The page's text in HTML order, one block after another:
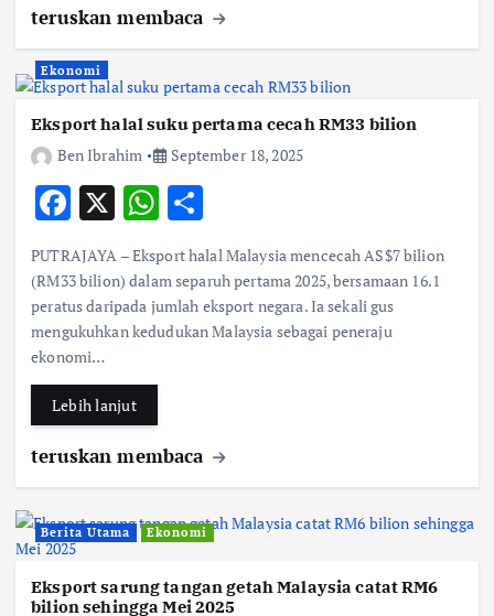
teruskan membaca
Ekonomi
Eksport halal suku pertama cecah RM33 bilion
Ben Ibrahim
September 18, 2025
F
ac
e
b
o
o
k
X W
at
s
A
h
ar
e
PUTRAJAYA – Eksport halal Malaysia mencecah AS$7 bilion
(RM33 bilion) dalam separuh pertama 2025, bersamaan 16.1
peratus daripada jumlah eksport negara. Ia sekali gus
mengukuhkan kedudukan Malaysia sebagai peneraju
ekonomi…
Lebih lanjut
teruskan membaca
Berita Utama Ekonomi
Eksport sarung tangan getah Malaysia catat RM6
bilion sehingga Mei 2025